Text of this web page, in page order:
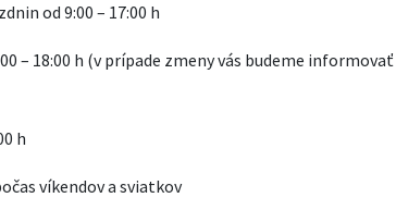
od 9:00 – 17:00 h
– 18:00 h (v prípade zmeny vás budeme informovať
h
víkendov a sviatkov